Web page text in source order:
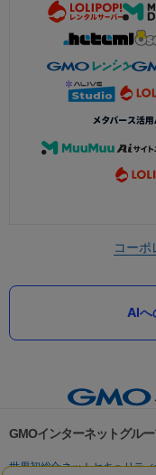
コーポ
AIへ
GMOインターネットグル
世界初総合ネットセキュリテ